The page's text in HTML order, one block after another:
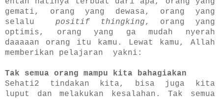
gemati, orang yang dewasa, orang yang
selalupositif thingking , orang yang
optimis, orang yang ga mudah nyerah
daaaaan orang itu kamu. Lewat kamu, Allah
memberikan pelajaran yakni:
Tak semua orang mampu kita bahagiakan
Sehati2 tindakan kita, bisa juga kita
luput dan melakukan kesalahan. Tak semua